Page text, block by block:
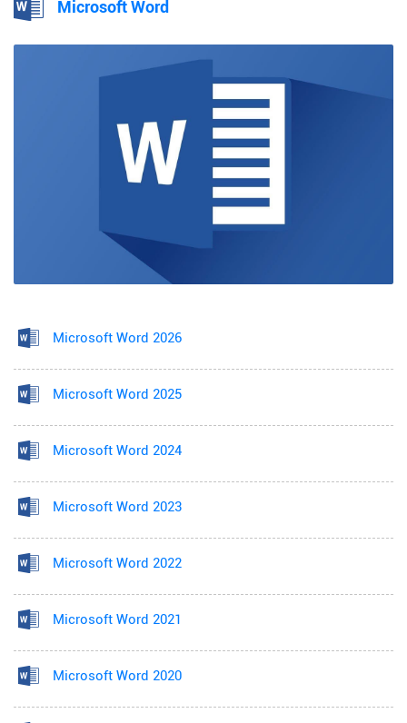
Microsoft Word
Microsoft Word 2026
Microsoft Word 2025
Microsoft Word 2024
Microsoft Word 2023
Microsoft Word 2022
Microsoft Word 2021
Microsoft Word 2020